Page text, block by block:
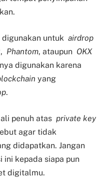
untuk airdrop
, Phantom, ataupun OKX
digunakan karena
yang
.
penuh atas private key
agar tidak
didapatkan. Jangan
ini kepada siapa pun
digitalmu.